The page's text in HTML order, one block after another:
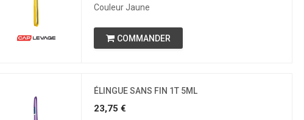
Couleur Jaune
COMMANDER
ÉLINGUE SANS FIN 1T 5ML
23,75 €